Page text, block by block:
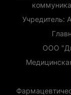
Учредитель:
ООО